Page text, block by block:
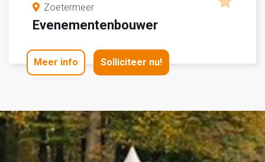
Zoetermeer
Evenementenbouwer
Meer info Solliciteer nu!